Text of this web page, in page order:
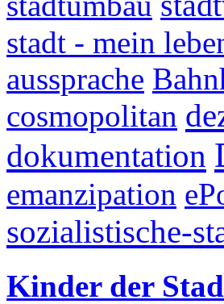
stadt - mein
aussprache
cosmopolitan
dokumentation
emanzipation
sozialistische-
Kinder der